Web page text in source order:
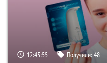
12:45:54 Получили:48